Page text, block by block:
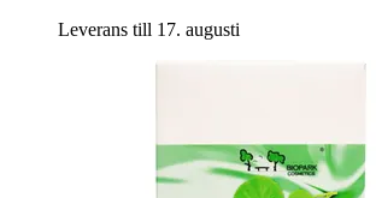
Leverans till 17. augusti